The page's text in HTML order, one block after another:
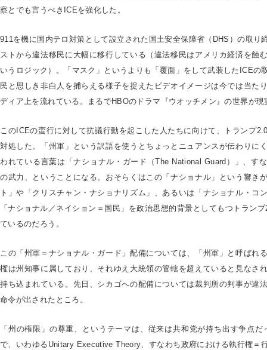
察とでも言うべきICEを強化した。
911を機に国内テロ対策として設立された国土安全保障省（DHS）の取り
ストから違法移民に大幅に移行している（違法移民はアメリカ経済を蝕
いうロジック）。「マスク」というよりも「覆面」をして武装したICEの
民と思しき非白人を捕らえる様子を捉えたビデオイメージは今では当た
ディア上を流れている。まるでHBOのドラマ『ウオッチメン』の世界が
このICEの蛮行に対して抗議行動を起こした人たちに向けて、トランプ
対処した。「州軍」という訳語を使うとちょっとニュアンスが伝わりに
われている言葉は「ナショナル・ガード（The National Guard）」、す
の武力、ということになる。おそらくはこの「ナショナル」という響き
ト」や「クリスチャン・ナショナリズム」、あるいは「ナショナル・コ
「ナショナル／ネイション＝国民」を政治思想的背景としてもつトラン
ているのだろう。
この「州軍＝ナショナル・ガード」配備については、「州軍」と呼ばれ
権は州知事に属しており、それゆえ大統領の管轄を超えていると見なさ
持ち込まれている。先日、シカゴへの配備については裁判所の判事が違
命令が出されたところ。
「州の権限」の尊重、というテーマは、従来は共和党が持ち出す争点
で、いわゆるUnitary Executive Theory、すなわち政府における執行権＝